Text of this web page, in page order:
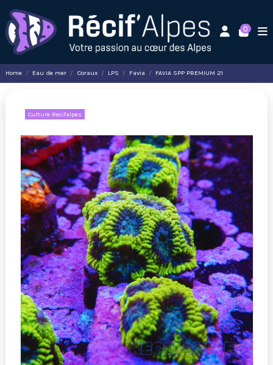
0
Home Eau de mer Coraux LPS Favia FAVIA SPP PREMIUM 21
Culture Recifalpes